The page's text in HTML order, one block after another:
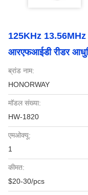
125KHz
आरएफआईडी रीडर
ब्रांड नाम:
HONORWAY
मॉडल संख्या:
HW-1820
एमओक्यू:
1
कीमत:
$20-30/pcs